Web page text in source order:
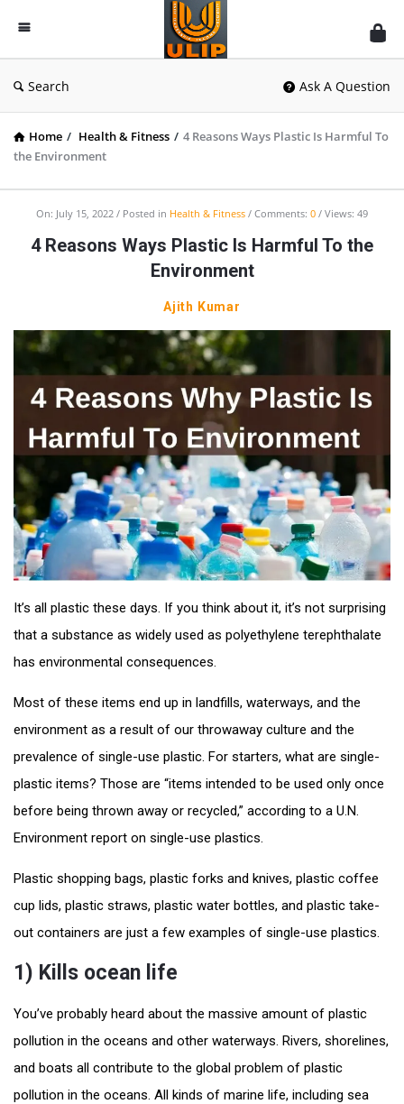
UlipIndia
Discussion
Forum
Search Ask A Question
Home / Health & Fitness / 4 Reasons Ways Plastic Is Harmful To
the Environment
On: July 15, 2022 Posted in Health & Fitness Comments: 0 Views: 49
4 Reasons Ways Plastic Is Harmful To the
Environment
Ajith Kumar
It’s all plastic these days. If you think about it, it’s not surprising
that a substance as widely used as polyethylene terephthalate
has environmental consequences.
Most of these items end up in landfills, waterways, and the
environment as a result of our throwaway culture and the
prevalence of single-use plastic. For starters, what are single-
plastic items? Those are “items intended to be used only once
before being thrown away or recycled,” according to a U.N.
Environment report on single-use plastics.
Plastic shopping bags, plastic forks and knives, plastic coffee
cup lids, plastic straws, plastic water bottles, and plastic take-
out containers are just a few examples of single-use plastics.
1) Kills ocean life
You’ve probably heard about the massive amount of plastic
pollution in the oceans and other waterways. Rivers, shorelines,
and boats all contribute to the global problem of plastic
pollution in the oceans. All kinds of marine life, including sea